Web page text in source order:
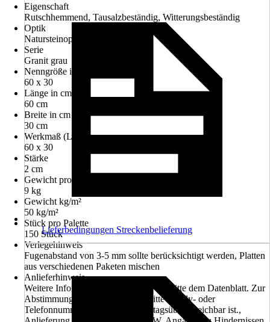
Eigenschaft
Rutschhemmend, Tausalzbeständig, Witterungsbeständig
Optik
Natursteinoptik
Serie
Granit grau
Nenngröße in cm
60 x 30
Länge in cm
60 cm
Breite in cm
30 cm
Werkmaß (LxB)
60 x 30
Stärke
2 cm
Gewicht pro Stück
9 kg
Gewicht kg/m²
50 kg/m²
Stück pro Palette
150 Stück
Verlegehinweis
Fugenabstand von 3-5 mm sollte berücksichtigt werden, Platten
aus verschiedenen Paketen mischen
Anlieferhinweis
Weitere Informationen entnehmen Sie bitte dem Datenblatt. Zur
Abstimmung des Liefertermines bitte Handy- oder
Telefonnummer angeben, welche tagsüber erreichbar ist.,
Lieferbedingungen Streckenbelieferung